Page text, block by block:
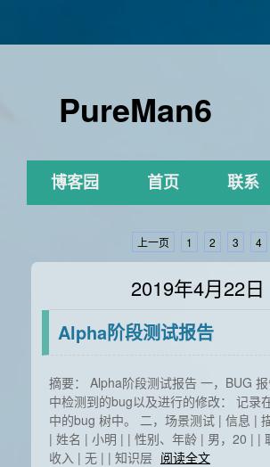
PureMan6
博客园 首页 联系
上一页 1 2 3 4
2019年4月22日
Alpha阶段测试报告
摘要： Alpha阶段测试报告 一，BUG
中检测到的bug以及进行的修改： 记录
中的bug 树中。 二，场景测试 | 信息 |
| 姓名 | 小明 | | 性别、年龄 | 男，20 | |
收入 | 无 | | 知识层 阅读全文